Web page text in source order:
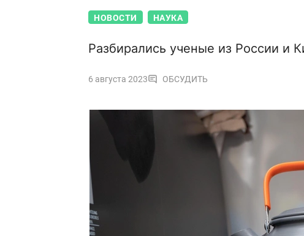
НОВОСТИ НАУКА
Разбирались ученые из России и
6 августа 2023 ОБСУДИТЬ